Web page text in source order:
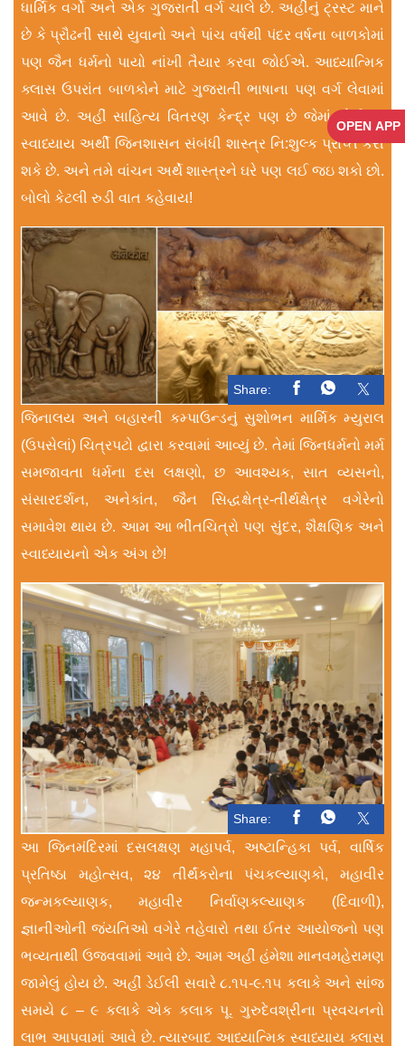
OPEN APP
ધાર્મિક વર્ગો અને એક ગુજરાતી વર્ગ ચાલે છે. અહીંનું ટ્રસ્ટ માને
છે કે પ્રૌઢની સાથે યુવાનો અને પાંચ વર્ષથી પંદર વર્ષના બાળકોમાં
પણ જૈન ધર્મનો પાયો નાંખી તૈયાર કરવા જોઈએ. આધ્યાત્મિક
ક્લાસ ઉપરાંત બાળકોને માટે ગુજરાતી ભાષાના પણ વર્ગ લેવામાં
આવે છે. અહીં સાહિત્ય વિતરણ કેન્દ્ર પણ છે જેમાં કોઈપણ
સ્વાધ્યાય અર્થી જિનશાસન સંબંધી શાસ્ત્ર નિ:શુલ્ક પ્રાપ્ત કરી
શકે છે. અને તમે વાંચન અર્થે શાસ્ત્રને ઘરે પણ લઈ જઇ શકો છો.
બોલો કેટલી રુડી વાત કહેવાય!
Share:
જિનાલય અને બહારની કમ્પાઉન્ડનું સુશોભન માર્મિક મ્યુરાલ
(ઉપસેલાં) ચિત્રપટો દ્વારા કરવામાં આવ્યું છે. તેમાં જિનધર્મનો મર્મ
સમજાવતા ધર્મના દસ લક્ષણો, છ આવશ્યક, સાત વ્યસનો,
સંસારદર્શન, અનેકાંત, જૈન સિદ્ધક્ષેત્ર-તીર્થક્ષેત્ર વગેરેનો
સમાવેશ થાય છે. આમ આ ભીંતચિત્રો પણ સુંદર, શૈક્ષણિક અને
સ્વાધ્યાયનો એક અંગ છે!
Share:
આ જિનમંદિરમાં દસલક્ષણ મહાપર્વ, અષ્ટાન્હિકા પર્વ, વાર્ષિક
પ્રતિષ્ઠા મહોત્સવ, ૨૪ તીર્થંકરોના પંચકલ્યાણકો, મહાવીર
જન્મકલ્યાણક, મહાવીર નિર્વાણકલ્યાણક (દિવાળી),
જ્ઞાનીઓની જંયતિઓ વગેરે તહેવારો તથા ઈતર આયોજનો પણ
ભવ્યતાથી ઉજવવામાં આવે છે. આમ અહીં હંમેશા માનવમહેરામણ
જામેલું હોય છે. અહીં ડેઈલી સવારે ૮.૧૫-૯.૧૫ કલાકે અને સાંજ
સમયે ૮ – ૯ કલાકે એક કલાક પૂ. ગુરુદેવશ્રીના પ્રવચનનો
લાભ આપવામાં આવે છે. ત્યારબાદ આધ્યાત્મિક સ્વાધ્યાય ક્લાસ